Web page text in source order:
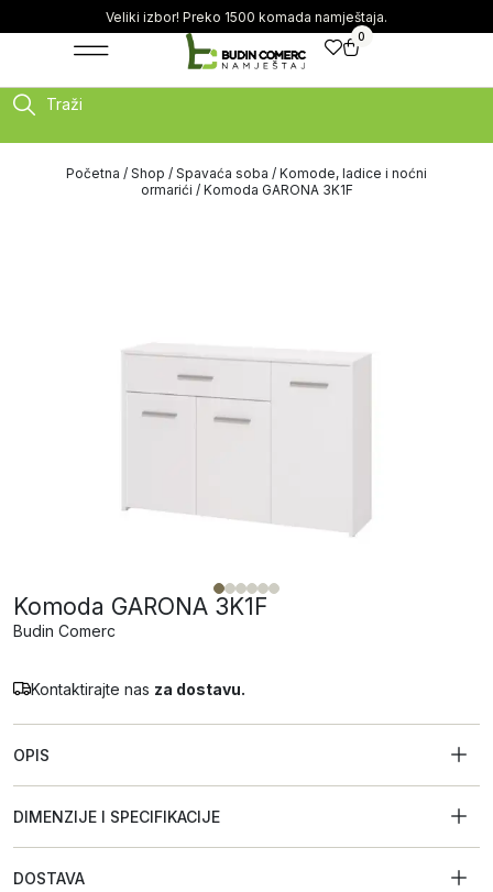
Veliki izbor! Preko 1500 komada namještaja.
0
Traži
Početna / Shop / Spavaća soba / Komode, ladice i noćni
ormarići / Komoda GARONA 3K1F
Komoda GARONA 3K1F
Budin Comerc
Kontaktirajte nas za dostavu.
OPIS
DIMENZIJE I SPECIFIKACIJE
DOSTAVA